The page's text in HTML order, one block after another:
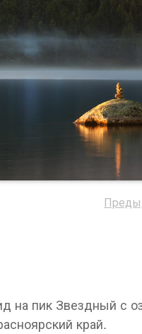
на пик Звездный с
край.